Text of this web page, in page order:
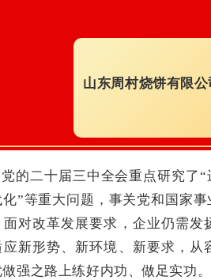
山东周村烧饼有限
党的二十届三中全会重点研究了
化”等重大问题，事关党和国家
面对改革发展要求，企业仍需发
应新形势、新环境、新要求，
强之路上练好内功、做足实功。